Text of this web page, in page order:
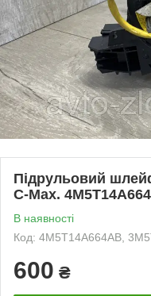
Підрульовий
C-Max.
В наявності
Код: 4M5T14A664AB,
600 ₴